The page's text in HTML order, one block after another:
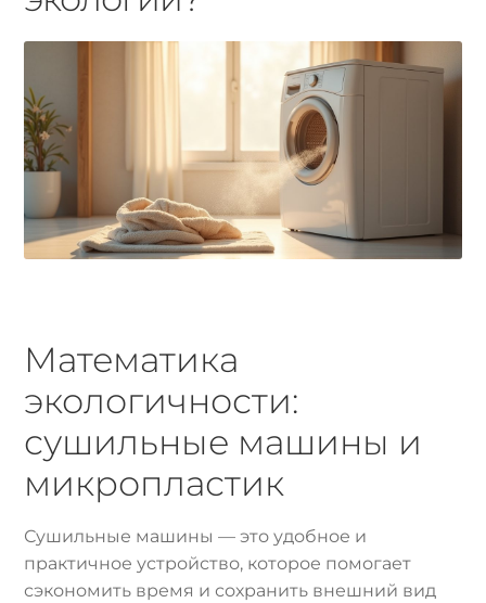
Математика
экологичности:
сушильные машины и
микропластик
Сушильные машины — это удобное и
практичное устройство, которое помогает
сэкономить время и сохранить внешний вид